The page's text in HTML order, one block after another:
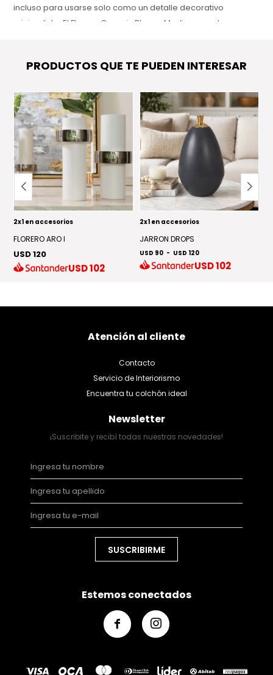
incluso para usarse solo como un detalle decorativo
minimalista. El Florero Organic Blanco Medium aporta
PRODUCTOS QUE TE PUEDEN INTERESAR
2x1 en accesorios
FLORERO ARO I
USD 120
USD102
2x1 en accesorios
JARRON DROPS
USD 90 - USD 120
USD102
Atención al cliente
Contacto
Servicio de Interiorismo
Encuentra tu colchón ideal
Newsletter
¡Suscribite y recibí todas nuestras novedades!
SUSCRIBIRME
Estemos conectados
 